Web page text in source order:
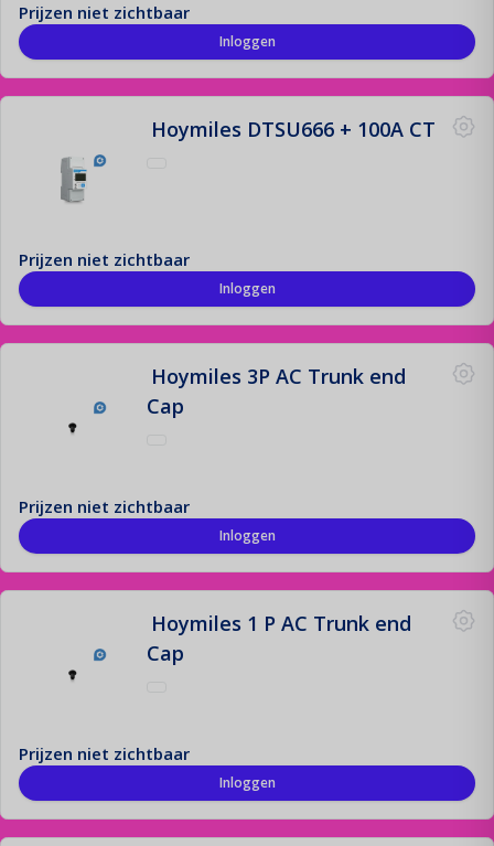
Prijzen niet zichtbaar
Inloggen
Hoymiles DTSU666 + 100A CT
Prijzen niet zichtbaar
Inloggen
Hoymiles 3P AC Trunk end
Cap
Prijzen niet zichtbaar
Inloggen
Hoymiles 1 P AC Trunk end
Cap
Prijzen niet zichtbaar
Inloggen